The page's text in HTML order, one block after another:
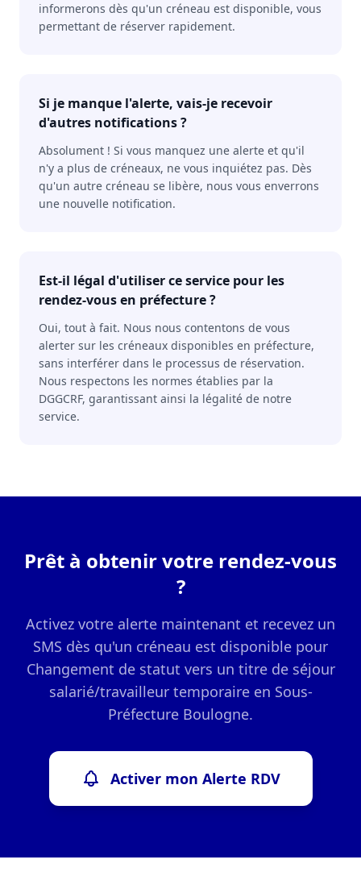
informerons dès qu'un créneau est disponible, vous
permettant de réserver rapidement.
Si je manque l'alerte, vais-je recevoir
d'autres notifications ?
Absolument ! Si vous manquez une alerte et qu'il
n'y a plus de créneaux, ne vous inquiétez pas. Dès
qu'un autre créneau se libère, nous vous enverrons
une nouvelle notification.
Est-il légal d'utiliser ce service pour les
rendez-vous en préfecture ?
Oui, tout à fait. Nous nous contentons de vous
alerter sur les créneaux disponibles en préfecture,
sans interférer dans le processus de réservation.
Nous respectons les normes établies par la
DGGCRF, garantissant ainsi la légalité de notre
service.
Prêt à obtenir votre rendez-vous
?
Activez votre alerte maintenant et recevez un
SMS dès qu'un créneau est disponible pour
Changement de statut vers un titre de séjour
salarié/travailleur temporaire en Sous-
Préfecture Boulogne.
Activer mon Alerte RDV